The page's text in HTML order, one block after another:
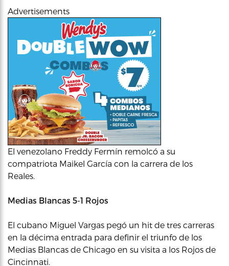
Advertisements
El venezolano Freddy Fermín remolcó a su
compatriota Maikel García con la carrera de los
Reales.
Medias Blancas 5-1 Rojos
El cubano Miguel Vargas pegó un hit de tres carreras
en la décima entrada para definir el triunfo de los
Medias Blancas de Chicago en su visita a los Rojos de
Cincinnati.